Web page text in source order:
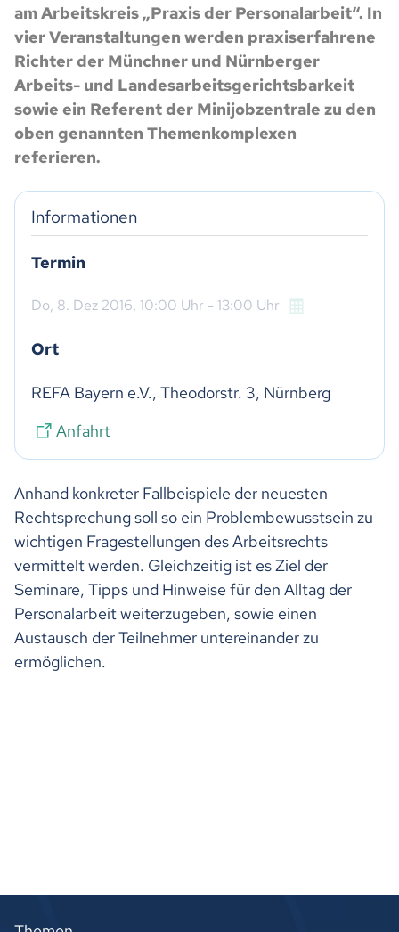
am Arbeitskreis „Praxis der Personalarbeit“. In
vier Veranstaltungen werden praxiserfahrene
Richter der Münchner und Nürnberger
Arbeits- und Landesarbeitsgerichtsbarkeit
sowie ein Referent der Minijobzentrale zu den
oben genannten Themenkomplexen
referieren.
Anhand konkreter Fallbeispiele der neuesten
Rechtsprechung soll so ein Problembewusstsein zu
wichtigen Fragestellungen des Arbeitsrechts
vermittelt werden. Gleichzeitig ist es Ziel der
Seminare, Tipps und Hinweise für den Alltag der
Personalarbeit weiterzugeben, sowie einen
Austausch der Teilnehmer untereinander zu
ermöglichen.
Informationen
Termin
Do, 8. Dez 2016, 10:00 Uhr - 13:00 Uhr
Ort
REFA Bayern e.V., Theodorstr. 3, Nürnberg
Anfahrt